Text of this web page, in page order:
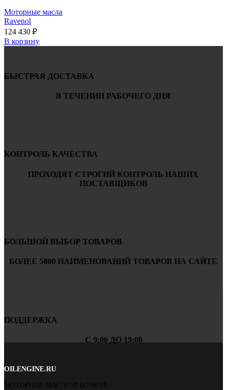
Моторные масла
Ravenol
124 430 ₽
В корзину
БЫСТРАЯ ДОСТАВКА
В ТЕЧЕНИИ РАБОЧЕГО ДНЯ
КОНТРОЛЬ КАЧЕСТВА
ПРОХОДЯТ СТРОГИЙ КОНТРОЛЬ НАШИХ
ПОСТАВЩИКОВ
БОЛЬШОЙ ВЫБОР ТОВАРОВ
БОЛЕЕ 5000 НАИМЕНОВАНИЙ ТОВАРОВ НА САЙТЕ
ПОДДЕРЖКА
С 9:00 ДО 19:00
OILENGINE.RU
МОТОРНОЕ МАСЛО В БОЧКАХ